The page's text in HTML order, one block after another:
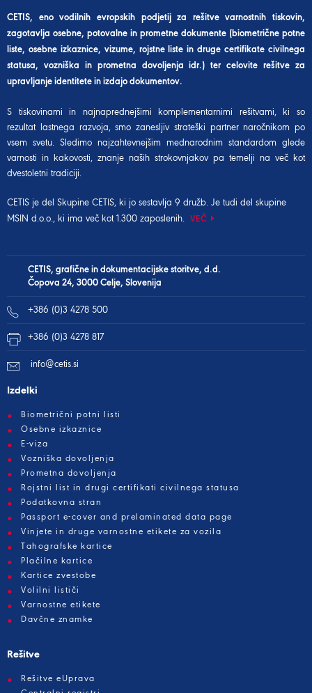
CETIS, eno vodilnih evropskih podjetij za rešitve varnostnih tiskovin,
zagotavlja osebne, potovalne in prometne dokumente (biometrične potne
liste, osebne izkaznice, vizume, rojstne liste in druge certifikate civilnega
statusa, vozniška in prometna dovoljenja idr.) ter celovite rešitve za
upravljanje identitete in izdajo dokumentov.
S tiskovinami in najnaprednejšimi komplementarnimi rešitvami, ki so
rezultat lastnega razvoja, smo zanesljiv strateški partner naročnikom po
vsem svetu. Sledimo najzahtevnejšim mednarodnim standardom glede
varnosti in kakovosti, znanje naših strokovnjakov pa temelji na več kot
dvestoletni tradiciji.
CETIS je del Skupine CETIS, ki jo sestavlja 9 družb. Je tudi del skupine
MSIN d.o.o. , ki ima več kot 1.300 zaposlenih. VEČ
CETIS, grafične in dokumentacijske storitve, d.d.
Čopova 24, 3000 Celje, Slovenija
+386 (0)3 4278 500
+386 (0)3 4278 817
info@cetis.si
Izdelki
Biometrični potni listi
Osebne izkaznice
E-viza
Vozniška dovoljenja
Prometna dovoljenja
Rojstni list in drugi certifikati civilnega statusa
Podatkovna stran
Passport e-cover and prelaminated data page
Vinjete in druge varnostne etikete za vozila
Tahografske kartice
Plačilne kartice
Kartice zvestobe
Volilni lističi
Varnostne etikete
Davčne znamke
Rešitve
Rešitve eUprava